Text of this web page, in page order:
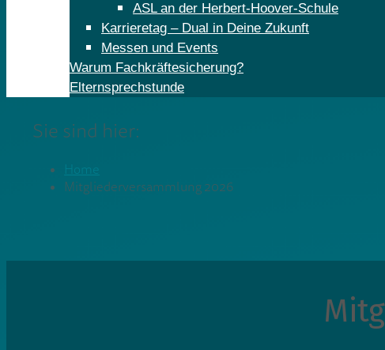
ASL an der Herbert-Hoover-Schule
Karrieretag – Dual in Deine Zukunft
Messen und Events
Warum Fachkräftesicherung?
Elternsprechstunde
Sie sind hier:
Home
Mitgliederversammlung 2026